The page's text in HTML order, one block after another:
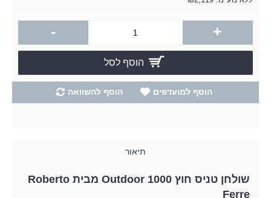
- +
הוסף לסל
הוסף למועדפים הוסף להשוואה
תיאור
שולחן טניס חוץ Outdoor 1000 מבית Roberto
Ferre